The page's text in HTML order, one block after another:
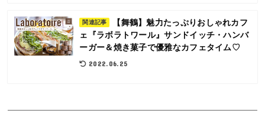
関連記事
【舞鶴】魅力たっぷりおしゃれカフ
ェ『ラボラトワール』サンドイッチ・ハンバ
ーガー＆焼き菓子で優雅なカフェタイム♡
2022.06.25